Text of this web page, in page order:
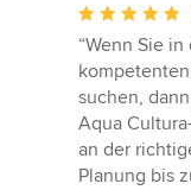
Bewertung:
5
von
5
Sternen
“Wenn Sie
suchen,
Aqua
an der
Planung bis